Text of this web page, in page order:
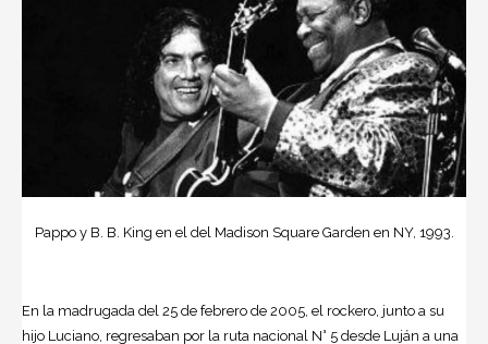
Pappo y B. B. King en el del Madison Square Garden en NY, 1993.
En la madrugada del 25 de febrero de 2005, el rockero, junto a su
hijo Luciano, regresaban por la ruta nacional N° 5 desde Luján a una